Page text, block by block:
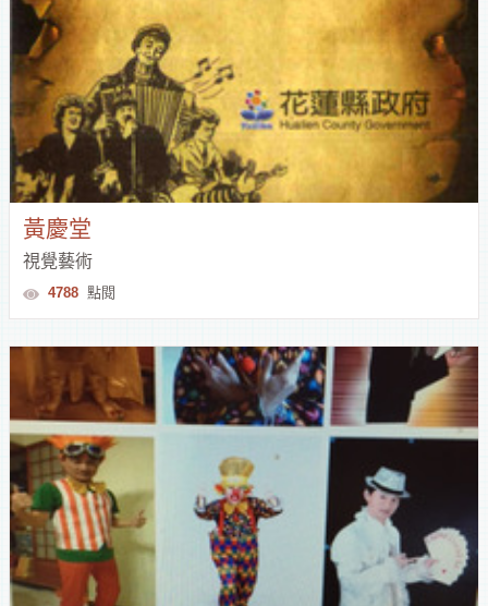
黃慶堂
視覺藝術
4788 點閱